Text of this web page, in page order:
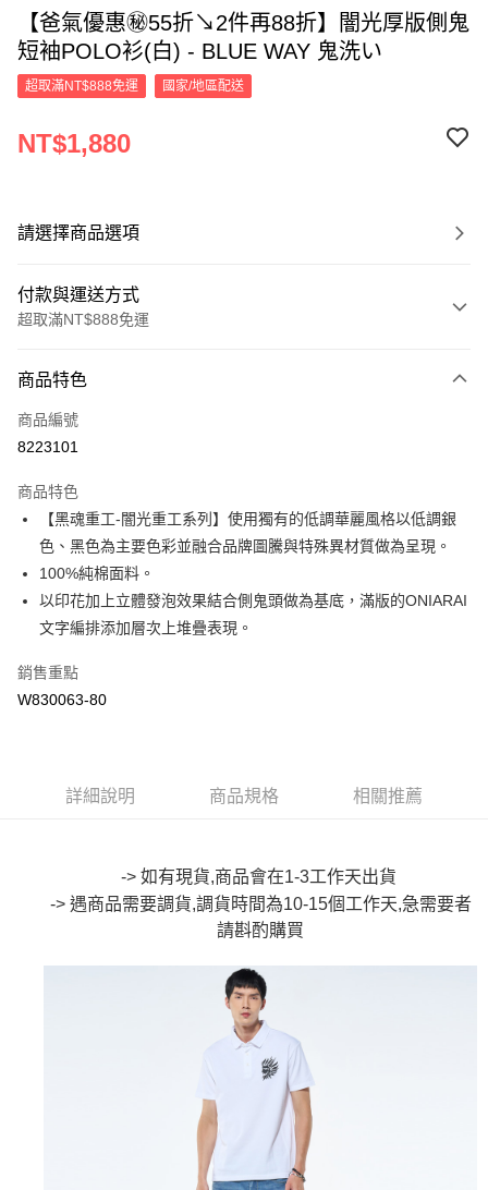
【爸氣優惠㊙55折↘2件再88折】闇光厚版側鬼
短袖POLO衫(白) - BLUE WAY 鬼洗い
超取滿NT$888免運 國家/地區配送
NT$1,880
請選擇商品選項
付款與運送方式
超取滿NT$888免運
信用卡一次付款
超商取貨付款
Apple Pay
街口支付
悠遊付
Google Pay
全盈+PAY
1.本服務由台灣大哥大提供，台灣大哥大用戶可立即使用無須另外申請。
2.付款方式選擇「大哥付你分期」，訂單成立後會自動跳轉到大哥付的交易
3.實際核准額度、可分期數及費用金額請依後續交易確認頁面所載為準。
4.訂單成立30分鐘內，如未前往確認交易或遇審核未通過，訂單將自動取
消。如遇「轉專審核」未通過狀況，表示未達大哥付你分期系統評分，恕無
1.分期款項不併入電信帳單，「大哥付你分期」於每月結算日後寄送繳費提
2.透過簡訊連結打開帳單後，可選擇「超商條碼／台灣大直營門市／銀行轉
帳／街口支付／iPASS MONEY」等通路繳費。
1.本服務係由「台灣大哥大股份有限公司」（以下簡稱本公司）所提供，讓
用戶於交易時，得透過本服務購買商品或服務，並由商店將買賣／分期付款
買賣價金債權讓與本公司後，依約使用本公司帳單繳交帳款。
2.基於同意付款使用「大哥付你分期」之契約關係目的，商店將以您的個人
資料（包含姓名、電話或地址）提供予台灣大哥大進項蒐集、處理及利用，
由本公司與您本人進行分期帳單所需資料之確認、核對及更正。
相關說明
１．簡單：不需註冊會員、不需綁卡、不需儲值。
２．便利：只要手機號碼，簡訊認證，即可結帳。
３．安心：先確認商品／服務後，再付款。
１．於結帳方式選擇「AFTEE先享後付」後，將跳轉至「AFTEE先享後付」
結帳頁面，進行簡訊認證並確認金額後，即可完成結帳。
２．訂單成立數日內，您將收到繳費通知簡訊。
３．收到繳費通知簡訊後14天內，點擊此簡訊中的連結，可透過四大超商／
ATM／網路銀行／等多元方式進行付款，方視為交易完成。
※ 請注意：結帳手續完成當下不需立刻繳費，但若您需要取消訂單，請聯絡
購買商品的店家。未經商家同意取消之訂單仍視為有效，需透過AFTEE先享
※ 交易是否成功請以「AFTEE先享後付 」之結帳頁面顯示為準，若有關於
是否繳費成功／繳費後需取消欲退款等相關疑問，請聯繫「AFTEE先享後付
https://netprotections.freshdesk.com/support/home
運送方式
每筆NT$80，滿NT$888(含以上)免運費
每筆NT$80，滿NT$888(含以上)免運費
每筆NT$60，滿NT$3,000(含以上)免運費
每筆NT$60，滿NT$3,000(含以上)免運費
商品特色
商品編號
8223101
商品特色
【黑魂重工-闇光重工系列】使用獨有的低調華麗風格以低調銀
色、黑色為主要色彩並融合品牌圖騰與特殊異材質做為呈現。
100%純棉面料。
以印花加上立體發泡效果結合側鬼頭做為基底，滿版的ONIARAI
文字編排添加層次上堆疊表現。
銷售重點
W830063-80
詳細說明 商品規格 相關推薦
-> 如有現貨,商品會在1-3工作天出貨
-> 遇商品需要調貨,調貨時間為10-15個工作天,急需要者
請斟酌購買